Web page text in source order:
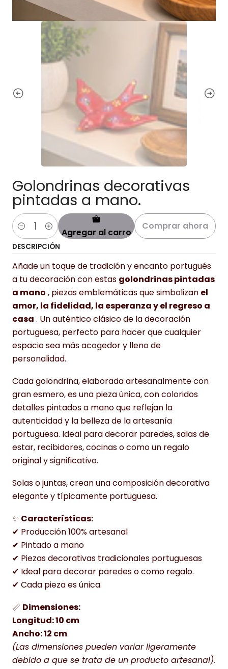
Golondrinas decorativas
pintadas a mano.
Cantidad Agregar al carro
Comprar ahora
DESCRIPCIÓN
Añade un toque de tradición y encanto portugués
a tu decoración con estas golondrinas pintadas
a mano , piezas emblemáticas que simbolizan el
amor, la fidelidad, la esperanza y el regreso a
casa . Un auténtico clásico de la decoración
portuguesa, perfecto para hacer que cualquier
espacio sea más acogedor y lleno de
personalidad.
Cada golondrina, elaborada artesanalmente con
gran esmero, es una pieza única, con coloridos
detalles pintados a mano que reflejan la
autenticidad y la belleza de la artesanía
portuguesa. Ideal para decorar paredes, salas de
estar, recibidores, cocinas o como un regalo
original y significativo.
Solas o juntas, crean una composición decorativa
elegante y típicamente portuguesa.
✨ Características:
✔ Producción 100% artesanal
✔ Pintado a mano
✔ Piezas decorativas tradicionales portuguesas
✔ Ideal para decorar paredes o como regalo.
✔ Cada pieza es única.
📏 Dimensiones:
Longitud: 10 cm
Ancho: 12 cm
(Las dimensiones pueden variar ligeramente
debido a que se trata de un producto artesanal).